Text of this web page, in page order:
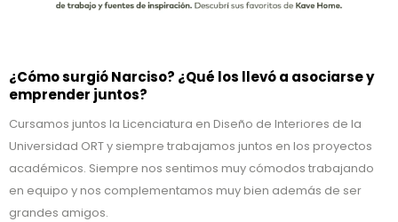
¿Cómo surgió Narciso? ¿Qué los llevó a asociarse y
emprender juntos?
Cursamos juntos la Licenciatura en Diseño de Interiores de la
Universidad ORT y siempre trabajamos juntos en los proyectos
académicos. Siempre nos sentimos muy cómodos trabajando
en equipo y nos complementamos muy bien además de ser
grandes amigos.